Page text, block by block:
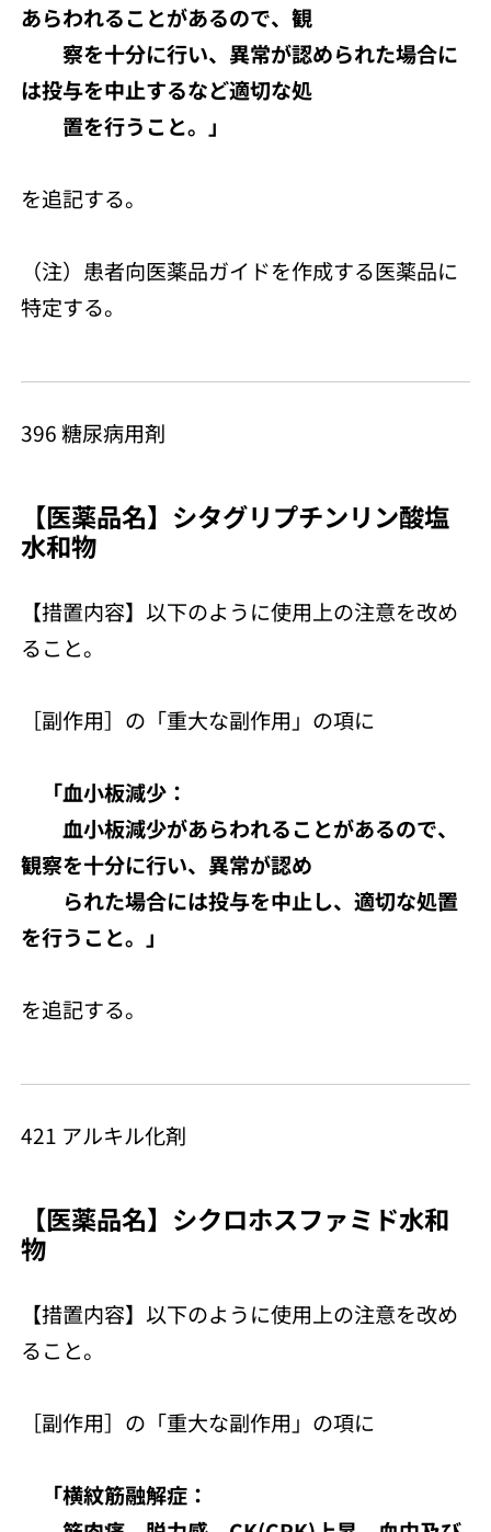
あらわれることがあるので、観
察を十分に行い、異常が認められた場合に
は投与を中止するなど適切な処
置を行うこと。」
を追記する。
（注）患者向医薬品ガイドを作成する医薬品に
特定する。
396 糖尿病用剤
【医薬品名】シタグリプチンリン酸塩
水和物
【措置内容】以下のように使用上の注意を改め
ること。
［副作用］の「重大な副作用」の項に
「血小板減少：
血小板減少があらわれることがあるので、
観察を十分に行い、異常が認め
られた場合には投与を中止し、適切な処置
を行うこと。」
を追記する。
421 アルキル化剤
【医薬品名】シクロホスファミド水和
物
【措置内容】以下のように使用上の注意を改め
ること。
［副作用］の「重大な副作用」の項に
「横紋筋融解症：